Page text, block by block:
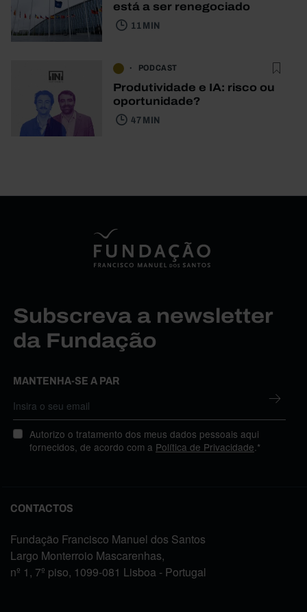
está a ser renegociado
11 MIN
PODCAST
Produtividade e IA: risco ou
oportunidade?
47 MIN
Subscreva a newsletter
da Fundação
MANTENHA-SE A PAR
Autorizo o tratamento dos meus dados pessoais aqui
fornecidos, de acordo com a Política de Privacidade .*
CONTACTOS
Fundação Francisco Manuel dos Santos
Largo Monterroio Mascarenhas,
nº 1, 7º piso, 1099-081 Lisboa - Portugal